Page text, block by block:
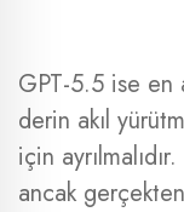
GPT-5.5 ise en
derin akıl
için
ancak